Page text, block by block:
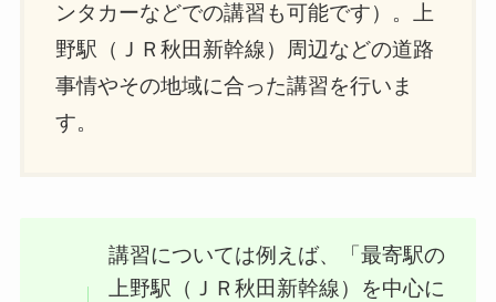
ンタカーなどでの講習も可能です）。上
野駅（ＪＲ秋田新幹線）周辺などの道路
事情やその地域に合った講習を行いま
す。
講習については例えば、「最寄駅の
上野駅（ＪＲ秋田新幹線）を中心に